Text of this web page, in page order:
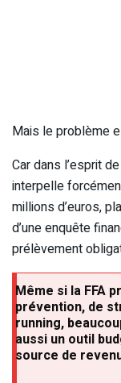
Mais le problème
Car dans l’esprit
interpelle
millions d’euros,
d’une enquête
prélèvement
Même si la FFA
prévention, de
running,
aussi un outil
source de